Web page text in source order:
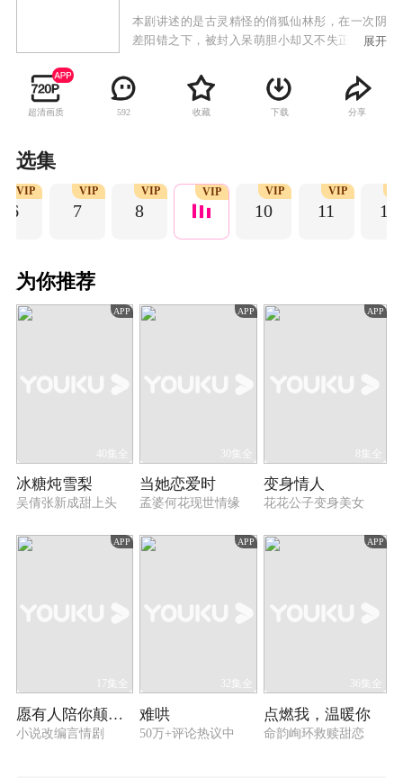
本剧讲述的是古灵精怪的俏狐仙林彤，在一次阴
差阳错之下，被封入呆萌胆小却又不失正义感的
一步步成长为少年英雄，俘获各色美女，最终成
为人生赢家的故事。
展开
超清画质 592 收藏 下载 分享
选集
6
VIP
7
VIP
8
VIP VIP
10
VIP
11
VIP
12
为你推荐
APP
40集全
冰糖炖雪梨
吴倩张新成甜上头
APP
30集全
当她恋爱时
孟婆何花现世情缘
APP
8集全
变身情人
花花公子变身美女
APP
17集全
愿有人陪你颠沛流离
小说改编言情剧
APP
32集全
难哄
50万+评论热议中
APP
36集全
点燃我，温暖你
命韵峋环救赎甜恋